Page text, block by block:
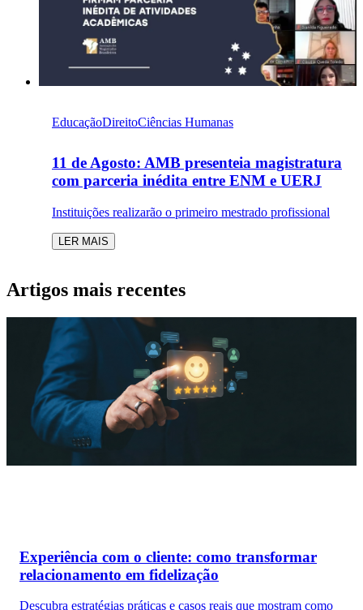
EducaçãoDireitoCiências Humanas
11 de Agosto: AMB presenteia magistratura
com parceria inédita entre ENM e UERJ
Instituições realizarão o primeiro mestrado profissional
LER MAIS
Artigos mais recentes
Experiência com o cliente: como transformar
relacionamento em fidelização
Descubra estratégias práticas e casos reais que mostram como